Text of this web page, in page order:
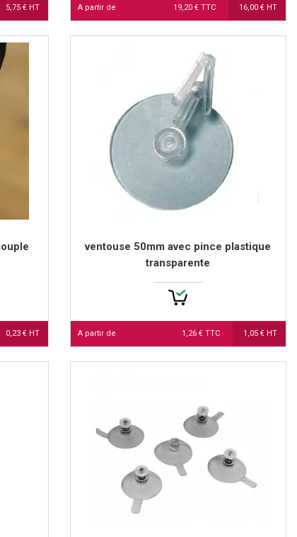
5,75 € HT A partir de 19,20 € TTC 16,00 € HT
0,23 € HT
ventouse 50mm avec pince plastique
transparente
A partir de 1,26 € TTC 1,05 € HT